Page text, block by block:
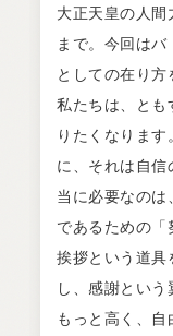
大正天皇の人間
まで。今回は
としての在り方
私たちは、とも
りたくなりま
に、それは自信
当に必要なのは
であるための「
挨拶という道具
し、感謝とい
もっと高く、自